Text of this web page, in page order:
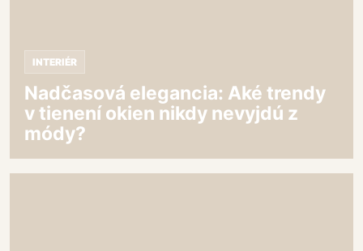
okien
nikdy
nevyjdú
módy?
INTERIÉR
Nadčasová elegancia: Aké trendy
v tienení okien nikdy nevyjdú z
módy?